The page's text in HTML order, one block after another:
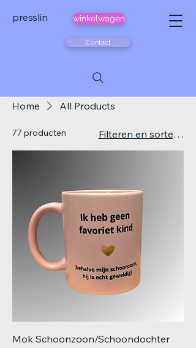
presslin winkelwagen
Contact
Home All Products
77 producten Filteren en sorteren
Mok Schoonzoon/Schoondochter